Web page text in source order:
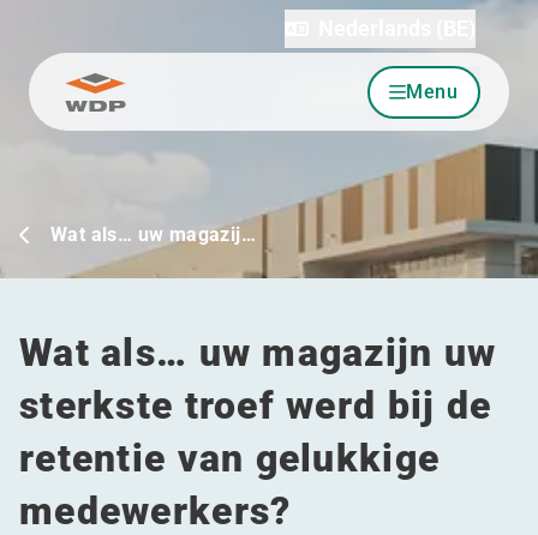
Ga naar inhoud Menu
Wat als… uw magazij…
Wat als… uw magazijn uw
sterkste troef werd bij de
retentie van gelukkige
medewerkers?